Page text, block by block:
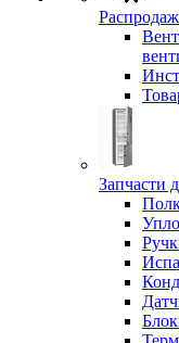
Запчасти